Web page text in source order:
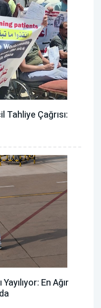
Tahliye Çağrısı:
En Ağır